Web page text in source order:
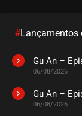
#Lançamentos
Gu An –
06/08/2026
Gu An –
06/08/2026